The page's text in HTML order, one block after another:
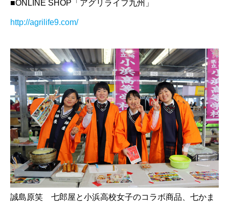
■ONLINE SHOP「アグリライフ九州」
http://agrilife9.com/
誠島原笑 七郎屋と小浜高校女子のコラボ商品、七かま